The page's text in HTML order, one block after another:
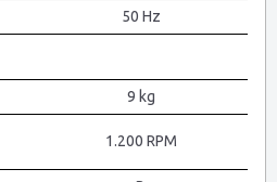
50 Hz
9 kg
1.200 RPM